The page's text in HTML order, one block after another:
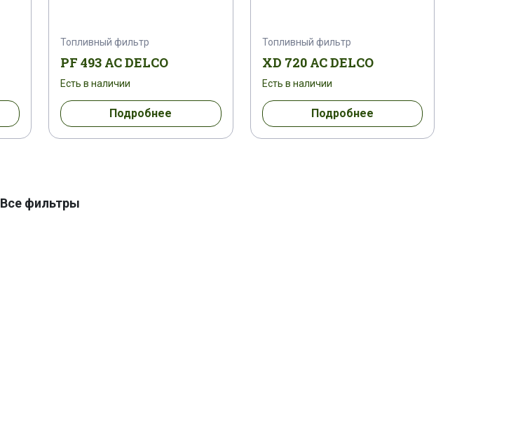
Топливный фильтр
PF 493 AC DELCO
Есть в наличии
Подробнее
Топливный фильтр
XD 720 AC DELCO
Есть в наличии
Подробнее
Все фильтры